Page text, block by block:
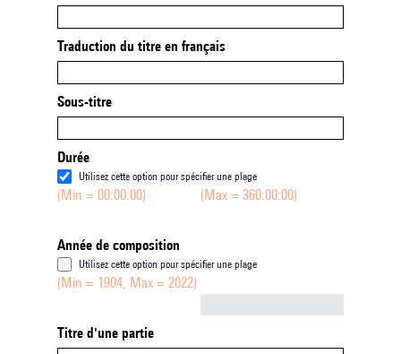
Traduction du titre en français
Sous-titre
Durée
Utilisez cette option pour spécifier une plage
(Min = 00:00:00) (Max = 360:00:00)
Année de composition
Utilisez cette option pour spécifier une plage
(Min = 1904, Max = 2022)
Titre d'une partie